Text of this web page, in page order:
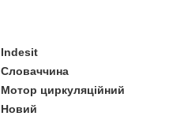
Indesit
Словаччина
Мотор циркуляційний
Новий